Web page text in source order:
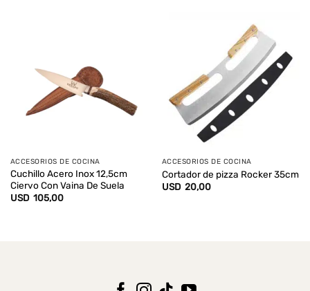
ACCESORIOS DE COCINA
Cuchillo Acero Inox 12,5cm
Ciervo Con Vaina De Suela
USD 105,00
ACCESORIOS DE COCINA
Cortador de pizza Rocker 35cm
USD 20,00